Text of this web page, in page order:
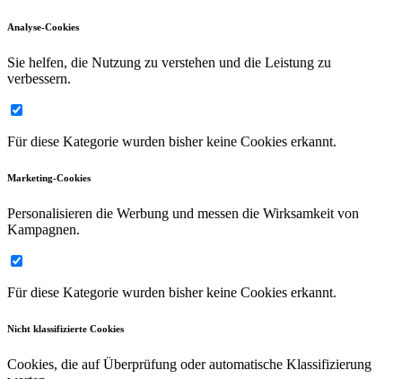
Analyse-Cookies
Sie helfen, die Nutzung zu verstehen und die Leistung zu
verbessern.
Für diese Kategorie wurden bisher keine Cookies erkannt.
Marketing-Cookies
Personalisieren die Werbung und messen die Wirksamkeit von
Kampagnen.
Für diese Kategorie wurden bisher keine Cookies erkannt.
Nicht klassifizierte Cookies
Cookies, die auf Überprüfung oder automatische Klassifizierung